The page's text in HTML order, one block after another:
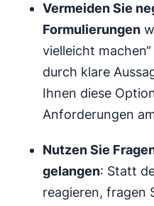
Vermeiden Sie
Formulierungen
vielleicht
durch klare
Ihnen diese
Anforderungen
Nutzen Sie
gelangen: Statt
reagieren, fragen